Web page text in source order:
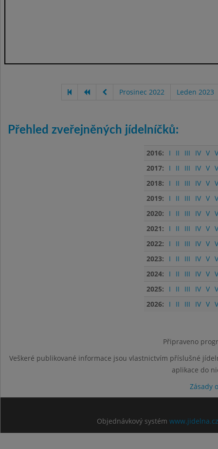
Prosinec 2022 Leden 2023
Přehled zveřejněných jídelníčků:
2016: I II III IV V
2017:
I II III IV V
2018:
I II III IV V
2019:
I II III IV V
2020:
I II III IV V
2021:
I II III IV V
2022:
I II III IV V
2023:
I II III IV V
2024:
I II III IV V
2025:
I II III IV V
2026:
I II III IV V
Připraveno
Veškeré publikované informace jsou vlastnictvím příslušné
aplikace do
Zásady
Objednávkový systém www.jidelna.cz